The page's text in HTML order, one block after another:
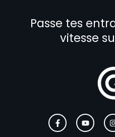
Passe tes
vitesse